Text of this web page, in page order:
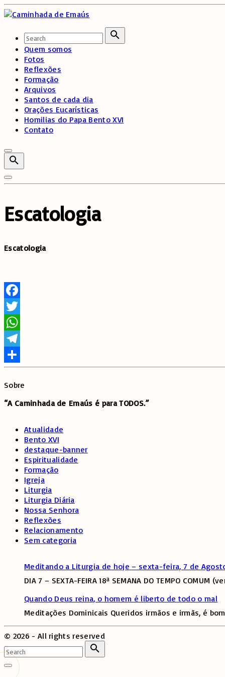
Skip
to
Search
Search
for:
Quem somos
Fotos
Reflexões
Formação
Arquivos
Santos de cada dia
Orações Eucarísticas
Homilias do Papa Bento XVI
Contato
Escatologia
Escatologia
Facebook
Twitter
WhatsApp
Telegram
Share
Sobre
“A Caminhada de Emaús é para TODOS.”
Atualidade
Bento XVI
destaque-banner
Espiritualidade
Formação
Igreja
Liturgia
Liturgia Diária
Nossa Senhora
Reflexões
Relacionamento
Sem categoria
Meditando a Liturgia de hoje – sexta-feira, 7 de
DIA 7 – SEXTA-FEIRA 18ª SEMANA DO TEMPO COMUM
Quando Deus reina, o homem é liberto de todo o mal
Meditações Dominicais Queridos irmãos e irmãs, é
© 2026 - All rights reserved
Search
Search
for:
Go
to